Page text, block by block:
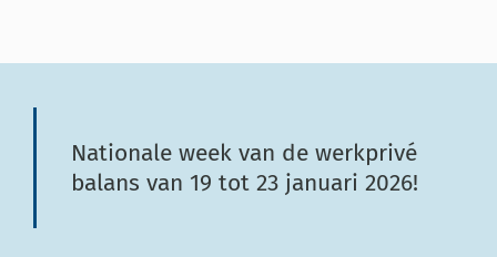
Nationale week van de werkprivé
balans van 19 tot 23 januari 2026!